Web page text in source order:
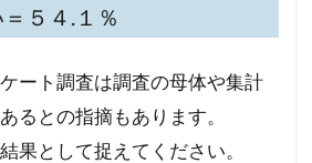
５４.１％
ート調査は調査の母体や集計
るとの指摘もあります。
果として捉えてください。